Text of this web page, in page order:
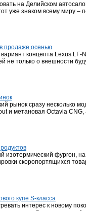
на Делийском
уже знаком всему миру
продаже осенью
концепта Lexus
не только о внешности
рынок сразу
и метановая Octavia
фургон,
скоропортящихся
купе S-класса
интерес к новому